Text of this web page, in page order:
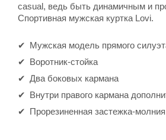
casual, ведь быть динамичным и
Спортивная мужская куртка Lovi.
Мужская модель прямого
Воротник-стойка
Два боковых кармана
Внутри правого кармана
Прорезиненная застежка-